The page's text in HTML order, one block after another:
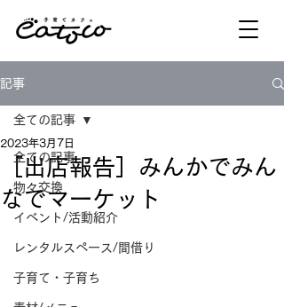
記事
全ての記事
物々交換
イベント/活動紹介
レンタルスペース/間借り
子育て・子育ち
全ての記事
［出店報告］みんかでみん
なでマーケット
2023年3月7日